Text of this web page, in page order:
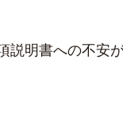
説明書への不安